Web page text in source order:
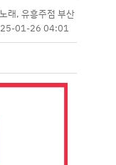
, 유흥주점 부산 해운대 연
01-26 04:01